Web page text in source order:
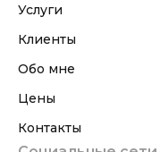
Услуги
Клиенты
Обо мне
Цены
Контакты